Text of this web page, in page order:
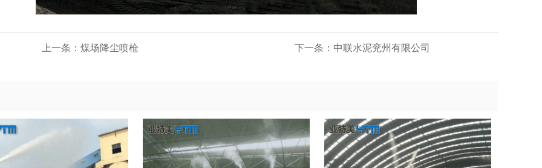
上一条： 煤场降尘喷枪 下一条： 中联水泥兖州有限公司